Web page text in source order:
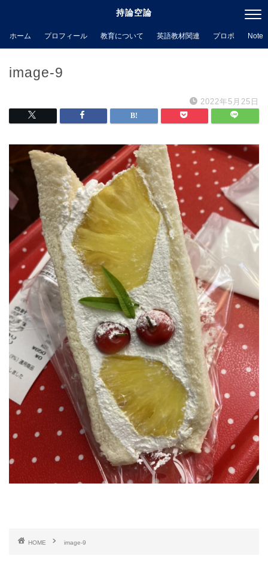
持論空論
ホーム プロフィール 教育について 英語教材関連 プロポ Note
image-9
2022年5月25日
HOME image-9